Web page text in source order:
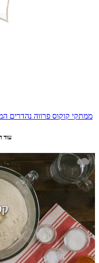
ממתקי קוקוס פרווה נהדרים
עוד